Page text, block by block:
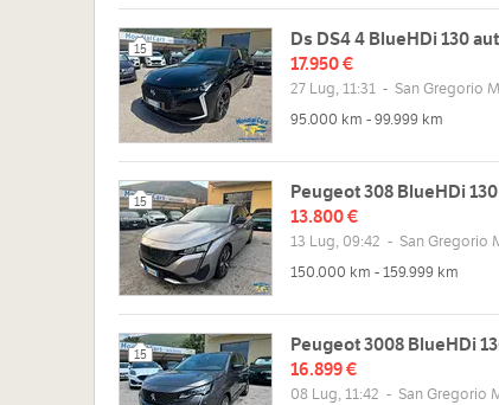
15
Ds DS4 4 BlueHDi 130
17.950 €
27 Lug, 11:31 - San Gregorio
95.000 km - 99.999 km
15
Peugeot 308 BlueHDi
13.800 €
13 Lug, 09:42 - San Gregorio
150.000 km - 159.999 km
15
Peugeot 3008 BlueHDi
16.899 €
08 Lug, 11:42 - San Gregorio